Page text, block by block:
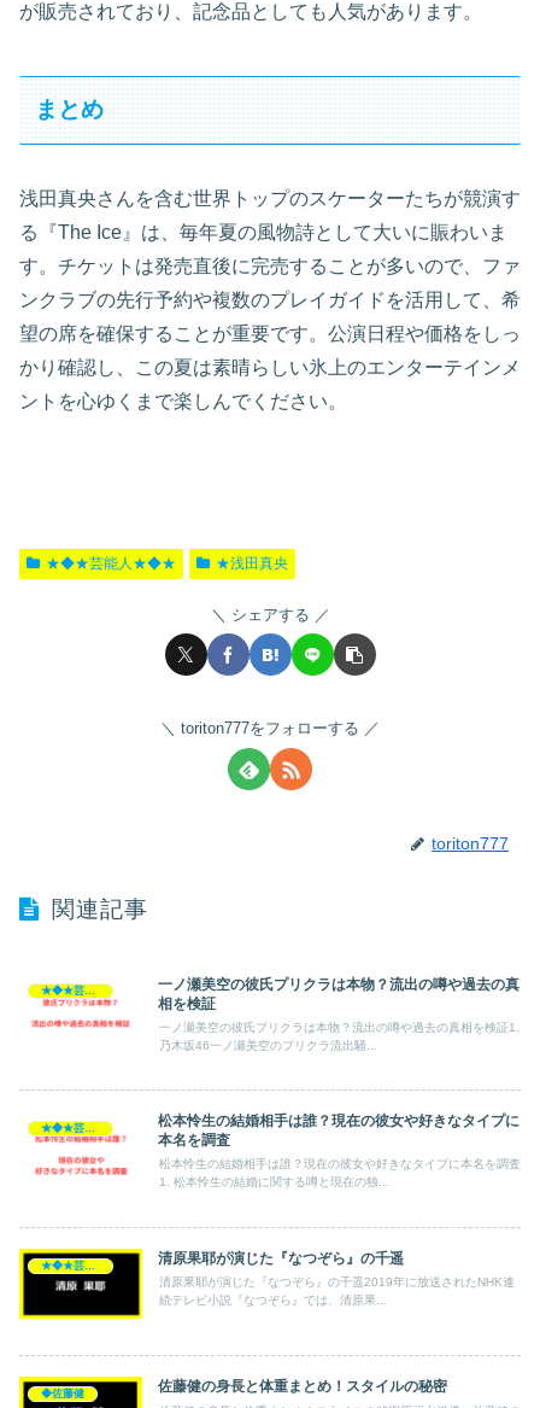
が販売されており、記念品としても人気があります。
まとめ
浅田真央さんを含む世界トップのスケーターたちが競演す
る『The Ice』は、毎年夏の風物詩として大いに賑わいま
す。チケットは発売直後に完売することが多いので、ファ
ンクラブの先行予約や複数のプレイガイドを活用して、希
望の席を確保することが重要です。公演日程や価格をしっ
かり確認し、この夏は素晴らしい氷上のエンターテインメ
ントを心ゆくまで楽しんでください。
★◆★芸能人★◆★ ★浅田真央
シェアする
toriton777をフォローする
toriton777
関連記事
一ノ瀬美空の彼氏プリクラは本物？流出の噂や過去の真
相を検証
一ノ瀬美空の彼氏プリクラは本物？流出の噂や過去の真相を検証1.
乃木坂46一ノ瀬美空のプリクラ流出騒...
松本怜生の結婚相手は誰？現在の彼女や好きなタイプに
本名を調査
松本怜生の結婚相手は誰？現在の彼女や好きなタイプに本名を調査
1. 松本怜生の結婚に関する噂と現在の独...
清原果耶が演じた『なつぞら』の千遥
清原果耶が演じた『なつぞら』の千遥2019年に放送されたNHK連
続テレビ小説『なつぞら』では、清原果...
◆佐藤健 佐藤健の身長と体重まとめ！スタイルの秘密